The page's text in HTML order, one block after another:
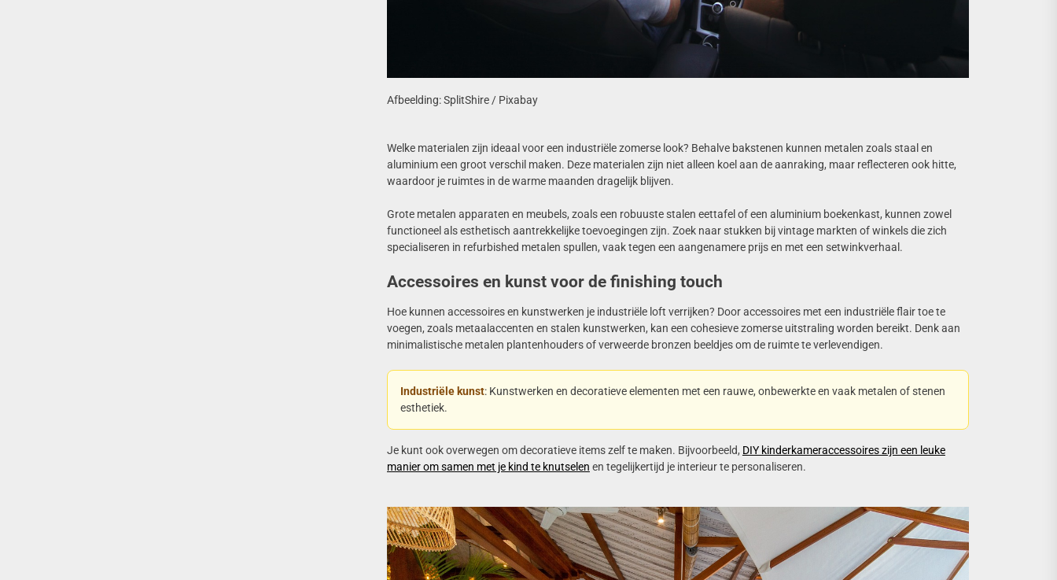
Afbeelding: SplitShire / Pixabay
Welke materialen zijn ideaal voor een industriële zomerse look? Behalve bakstenen kunnen metalen zoals staal en
aluminium een groot verschil maken. Deze materialen zijn niet alleen koel aan de aanraking, maar reflecteren ook hitte,
waardoor je ruimtes in de warme maanden dragelijk blijven.
Grote metalen apparaten en meubels, zoals een robuuste stalen eettafel of een aluminium boekenkast, kunnen zowel
functioneel als esthetisch aantrekkelijke toevoegingen zijn. Zoek naar stukken bij vintage markten of winkels die zich
specialiseren in refurbished metalen spullen, vaak tegen een aangenamere prijs en met een setwinkverhaal.
Accessoires en kunst voor de finishing touch
Hoe kunnen accessoires en kunstwerken je industriële loft verrijken? Door accessoires met een industriële flair toe te
voegen, zoals metaalaccenten en stalen kunstwerken, kan een cohesieve zomerse uitstraling worden bereikt. Denk aan
minimalistische metalen plantenhouders of verweerde bronzen beeldjes om de ruimte te verlevendigen.
Industriële kunst: Kunstwerken en decoratieve elementen met een rauwe, onbewerkte en vaak metalen of stenen
esthetiek.
Je kunt ook overwegen om decoratieve items zelf te maken. Bijvoorbeeld, DIY kinderkameraccessoires zijn een leuke
manier om samen met je kind te knutselen en tegelijkertijd je interieur te personaliseren.